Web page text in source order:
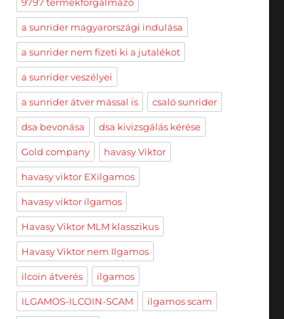
9797 termékforgalmazó
a sunrider magyarországi indulása
a sunrider nem fizeti ki a jutalékot
a sunrider veszélyei
a sunrider átver mással is csaló sunrider
dsa bevonása dsa kivizsgálás kérése
Gold company havasy Viktor
havasy viktor EXilgamos
havasy viktor ilgamos
Havasy Viktor MLM klasszikus
Havasy Viktor nem Ilgamos
ilcoin átverés ilgamos
ILGAMOS-ILCOIN-SCAM ilgamos scam